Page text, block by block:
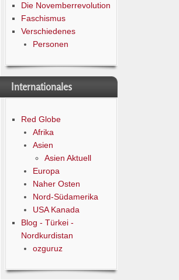
Die Novemberrevolution
Faschismus
Verschiedenes
Personen
Internationales
Red Globe
Afrika
Asien
Asien Aktuell
Europa
Naher Osten
Nord-Südamerika
USA Kanada
Blog - Türkei -
Nordkurdistan
ozguruz